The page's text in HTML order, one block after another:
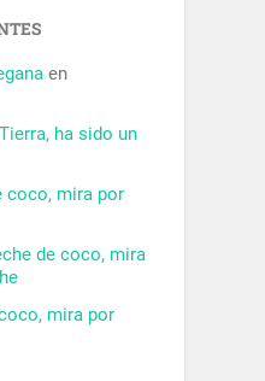
en
ha sido un
coco, mira por
de coco, mira
mira por